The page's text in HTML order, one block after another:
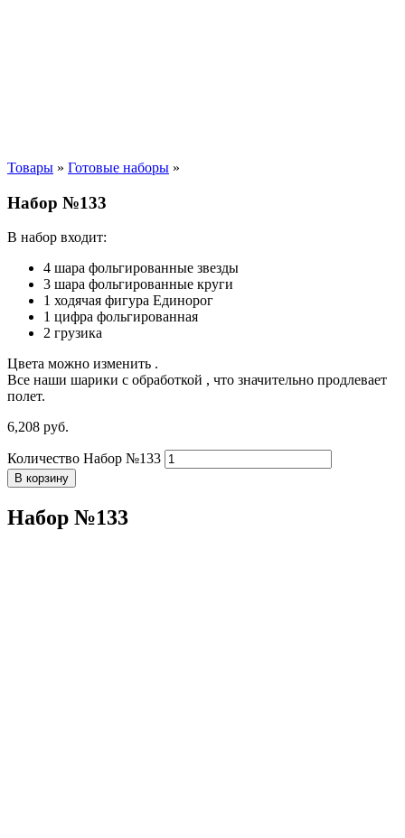
Товары » Готовые наборы »
Набор №133
В набор входит:
4 шара фольгированные звезды
3 шара фольгированные круги
1 ходячая фигура Единорог
1 цифра фольгированная
2 грузика
Цвета можно изменить .
Все наши шарики с обработкой , что значительно продлевает
полет.
6,208 руб.
Количество Набор №133
В корзину
Набор №133